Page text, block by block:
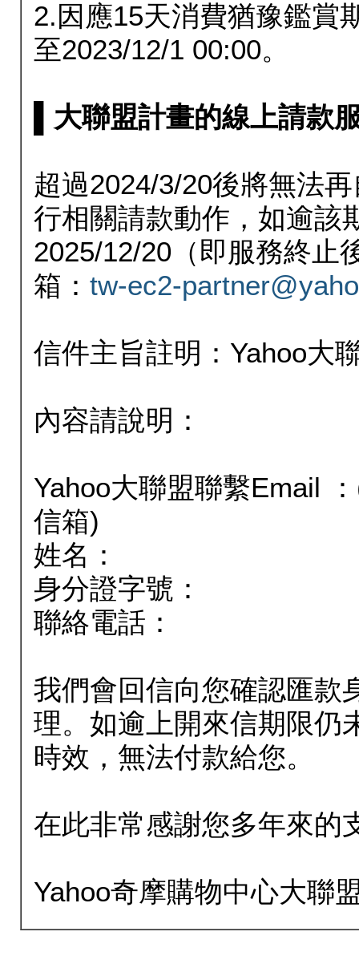
2.因應15天消費猶豫鑑賞
至2023/12/1 00:00。
▌大聯盟計畫的線上請款
超過2024/3/20後將無法
行相關請款動作，如逾該
2025/12/20（即服務終止
箱： tw-ec2-
信件主旨註明：Yahoo大
內容請說明：
Yahoo大聯盟聯繫Email
信箱)
姓名：
身分證字號：
聯絡電話：
我們會回信向您確認匯款
理。如逾上開來信期限仍
時效，無法付款給您。
在此非常感謝您多年來的
Yahoo奇摩購物中心大